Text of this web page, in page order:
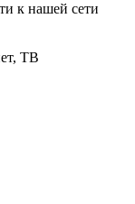
к нашей сети
ТВ